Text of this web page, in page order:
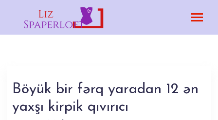
Böyük bir fərq yaradan 12 ən
yaxşı kirpik qıvırıcı